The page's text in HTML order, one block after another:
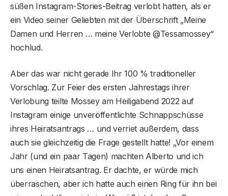
süßen Instagram-Stories-Beitrag verlobt hatten, als er
ein Video seiner Geliebten mit der Überschrift „Meine
Damen und Herren … meine Verlobte @Tessamossey“
hochlud.
Aber das war nicht gerade Ihr 100 % traditioneller
Vorschlag. Zur Feier des ersten Jahrestags ihrer
Verlobung teilte Mossey am Heiligabend 2022 auf
Instagram einige unveröffentlichte Schnappschüsse
ihres Heiratsantrags … und verriet außerdem, dass
auch sie gleichzeitig die Frage gestellt hatte! „Vor einem
Jahr (und ein paar Tagen) machten Alberto und ich
uns einen Heiratsantrag. Er dachte, er würde mich
überraschen, aber ich hatte auch einen Ring für ihn bei